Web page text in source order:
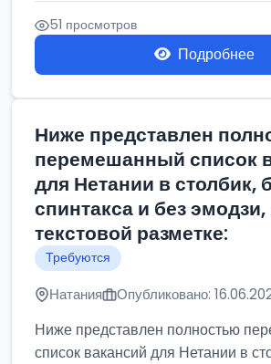
51 просмотров
Подробнее
Ниже представлен
перемешанный список
для Нетании в столбик,
спинтакса и без
текстовой разметке:
Требуются
Натания Опубликовано:
Ниже представлен полностью
список вакансий для Нетании в